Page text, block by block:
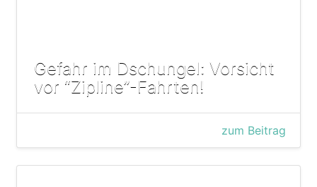
Gefahr im Dschungel: Vorsicht
vor “Zipline”-Fahrten!
zum Beitrag